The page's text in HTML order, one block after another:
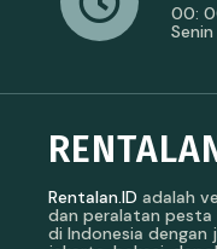
00:
Rentalan.ID adalah
dan peralatan
di Indonesia dengan